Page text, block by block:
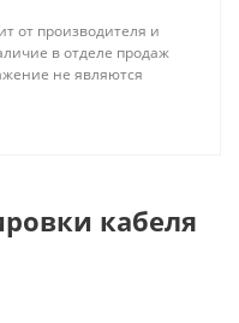
от производителя и
в отделе продаж
не являются
кабеля